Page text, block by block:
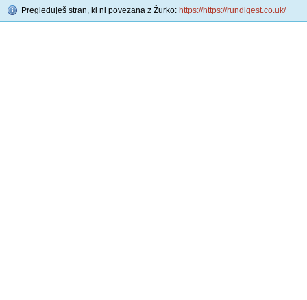
Pregleduješ stran, ki ni povezana z Žurko: https://https://rundigest.co.uk/